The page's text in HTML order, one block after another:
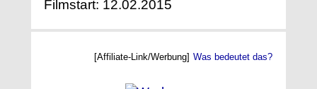
Filmstart: 12.02.2015
[Affiliate-Link/Werbung] Was bedeutet das?